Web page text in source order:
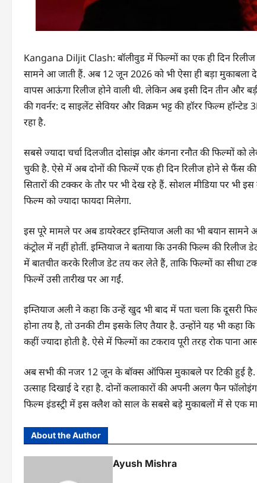
Kangana Diljit Clash: बॉलीवुड में फिल्मों का एक ही दिन
सामने आ जाती हैं. अब 12 जून 2026 को भी ऐसा ही बड़ा मुकाबला
वापस आऊंगा रिलीज होने वाली थी. लेकिन अब इसी दिन तीन और
की गवर्नर: द साइलेंट सेवियर और विक्रम भट्ट की हॉरर फिल्म
रहा है.
सबसे ज्यादा चर्चा दिलजीत दोसांझ और कंगना रनौत की फिल्मों को
चुकी है. ऐसे में अब दोनों की फिल्में एक ही दिन रिलीज होने से फैंस
सितारों की टक्कर के तौर पर भी देख रहे हैं. सोशल मीडिया पर भी
फिल्म को ज्यादा फायदा मिलेगा.
इस पूरे मामले पर अब डायरेक्टर इम्तियाज अली का भी बयान
कंट्रोल में नहीं होतीं. इम्तियाज ने बताया कि उनकी फिल्म की
में बातचीत करके रिलीज डेट तय कर लेते हैं, ताकि फिल्मों का सीधा
फिल्में उसी तारीख पर आ गईं.
इम्तियाज अली ने कहा कि उन्हें खुद भी बाद में पता चला कि दूसरी
होना तय है, तो उनकी टीम इसके लिए तैयार है. उन्होंने यह भी कहा
कहीं ज्यादा होती है. ऐसे में फिल्मों का टकराव पूरी तरह रोक पाना
अब सभी की नजर 12 जून के बॉक्स ऑफिस मुकाबले पर टिकी हुई है.
उत्साह दिखाई दे रहा है. दोनों कलाकारों की अपनी अलग फैन
फिल्म इंडस्ट्री में इस क्लैश को साल के सबसे बड़े मुकाबलों में से एक
About the Author
Ayush Mishra